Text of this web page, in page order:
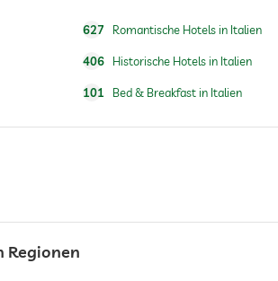
627 Romantische Hotels in Italien
406 Historische Hotels in Italien
101 Bed & Breakfast in Italien
Regionen